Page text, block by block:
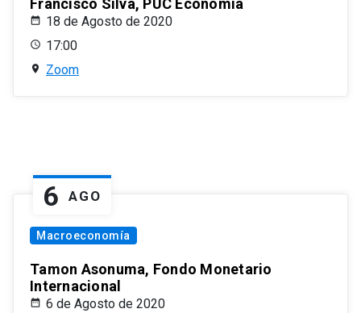
Francisco Silva, PUC Economía
18 de Agosto de 2020
17:00
Zoom
6 AGO
Macroeconomía
Tamon Asonuma, Fondo Monetario
Internacional
6 de Agosto de 2020